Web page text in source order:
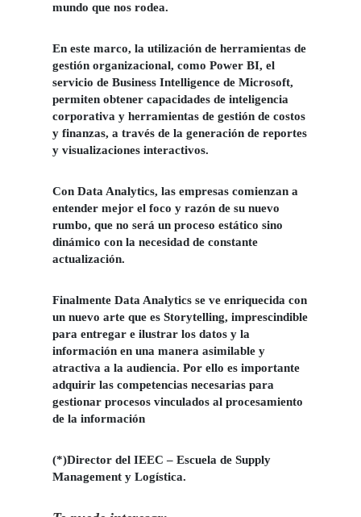
mundo que nos rodea.
En este marco, la utilización de herramientas de
gestión organizacional, como Power BI, el
servicio de Business Intelligence de Microsoft,
permiten obtener capacidades de inteligencia
corporativa y herramientas de gestión de costos
y finanzas, a través de la generación de reportes
y visualizaciones interactivos.
Con Data Analytics, las empresas comienzan a
entender mejor el foco y razón de su nuevo
rumbo, que no será un proceso estático sino
dinámico con la necesidad de constante
actualización.
Finalmente Data Analytics se ve enriquecida con
un nuevo arte que es Storytelling, imprescindible
para entregar e ilustrar los datos y la
información en una manera asimilable y
atractiva a la audiencia. Por ello es importante
adquirir las competencias necesarias para
gestionar procesos vinculados al procesamiento
de la información
(*)Director del IEEC – Escuela de Supply
Management y Logística.